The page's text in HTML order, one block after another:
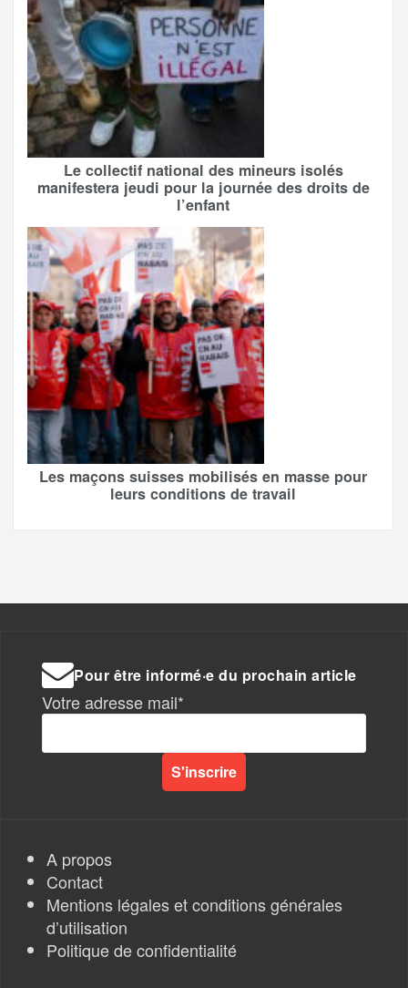
Le collectif national des mineurs isolés
manifestera jeudi pour la journée des droits de
l’enfant
Les maçons suisses mobilisés en masse pour
leurs conditions de travail
Pour être informé·e du prochain article
Votre adresse mail*
A propos
Contact
Mentions légales et conditions générales
d’utilisation
Politique de confidentialité